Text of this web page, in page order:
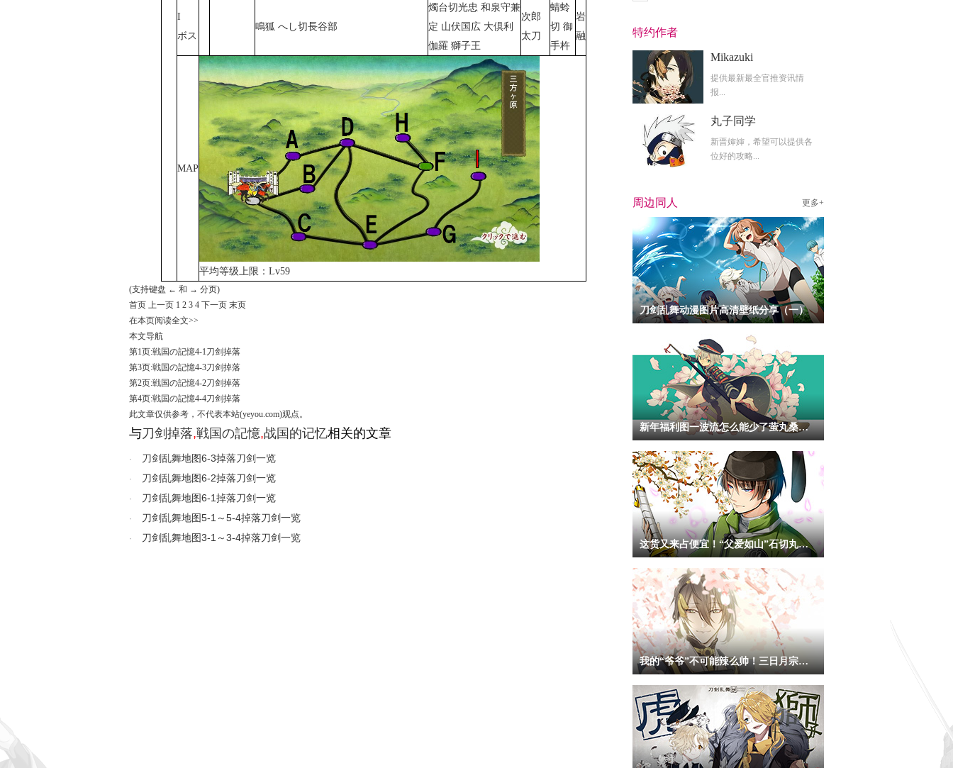
I
ボス
鳴狐 へし切長谷部
燭台切光忠 和泉守兼
定 山伏国広 大倶利
伽羅 獅子王
次郎
太刀
蜻蛉
切 御
手杵
岩
融
MAP
平均等级上限：Lv59
(支持键盘 ← 和 → 分页)
首页 上一页 1 2 3 4 下一页 末页
在本页阅读全文>>
本文导航
第1页:戦国の記憶4-1刀剑掉落
第3页:戦国の記憶4-3刀剑掉落
第2页:戦国の記憶4-2刀剑掉落
第4页:戦国の記憶4-4刀剑掉落
此文章仅供参考，不代表本站(yeyou.com)观点。
与刀剑掉落,戦国の記憶,战国的记忆相关的文章
· 刀剑乱舞地图6-3掉落刀剑一览
· 刀剑乱舞地图6-2掉落刀剑一览
· 刀剑乱舞地图6-1掉落刀剑一览
· 刀剑乱舞地图5-1～5-4掉落刀剑一览
· 刀剑乱舞地图3-1～3-4掉落刀剑一览
特约作者
Mikazuki
提供最新最全官推资讯情
报...
丸子同学
新晋婶婶，希望可以提供各
位好的攻略...
周边同人 更多+
刀剑乱舞动漫图片高清壁纸分享（一）
新年福利图一波流怎么能少了萤丸桑呢！
这货又来占便宜！“父爱如山”石切丸同人图
我的“爷爷”不可能辣么帅！三日月宗近同人赏